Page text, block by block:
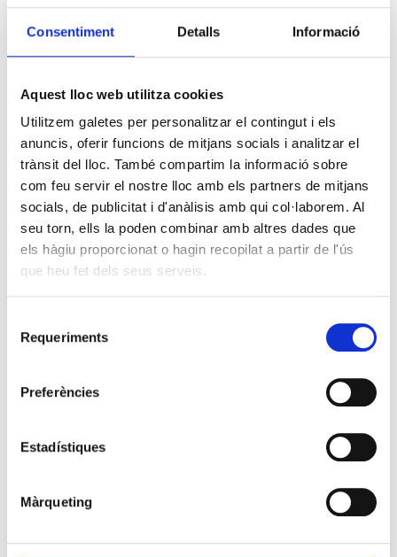
Consentiment Detalls Informació
Aquest lloc web utilitza cookies
Utilitzem galetes per personalitzar el contingut i els
anuncis, oferir funcions de mitjans socials i analitzar el
trànsit del lloc. També compartim la informació sobre
com feu servir el nostre lloc amb els partners de mitjans
socials, de publicitat i d'anàlisis amb qui col·laborem. Al
seu torn, ells la poden combinar amb altres dades que
els hàgiu proporcionat o hagin recopilat a partir de l'ús
que heu fet dels seus serveis.
Requeriments
Preferències
Estadístiques
Màrqueting